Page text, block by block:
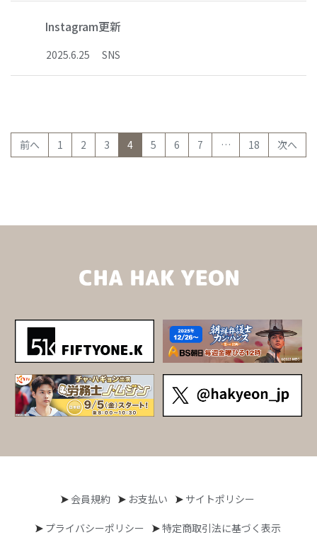
Instagram更新
2025.6.25 SNS
前へ 1 2 3 4(current)
5 6 7 … 18 次へ
会員規約 お支払い サイトポリシー
プライバシーポリシー 特定商取引法に基づく表示